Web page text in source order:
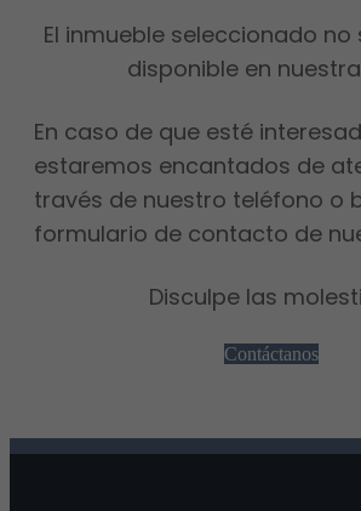
El inmueble seleccionado
disponible en
En caso de que esté
estaremos encantados de
través de nuestro teléfono o
formulario de contacto de
Disculpe las
Contáctanos